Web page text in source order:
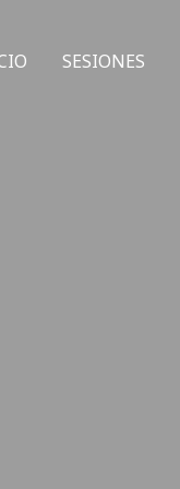
SESIONES